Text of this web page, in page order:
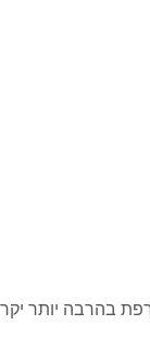
בהרבה יותר יקר